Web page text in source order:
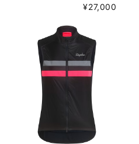
¥27,000